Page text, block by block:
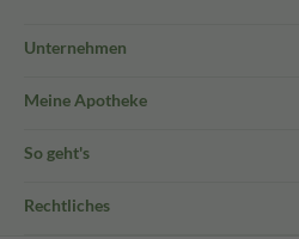
Unternehmen
Meine Apotheke
So geht's
Rechtliches